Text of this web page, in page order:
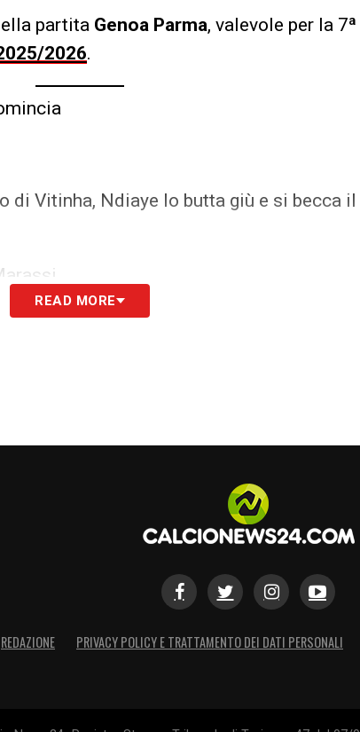
partita Genoa Parma, valevole per la
2026.
di Vitinha, Ndiaye lo butta giù e si becca
READ MORE
REDAZIONE PRIVACY POLICY E TRATTAMENTO DEI DATI PERSONALI